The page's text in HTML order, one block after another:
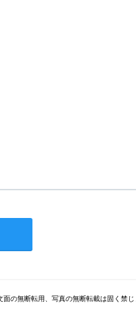
の無断転用、写真の無断転載は固く禁じ